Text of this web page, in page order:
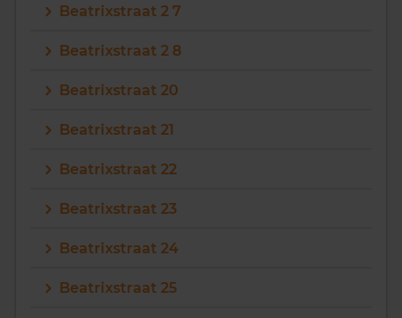
Beatrixstraat 2 7
Beatrixstraat 2 8
Beatrixstraat 20
Beatrixstraat 21
Beatrixstraat 22
Beatrixstraat 23
Beatrixstraat 24
Beatrixstraat 25